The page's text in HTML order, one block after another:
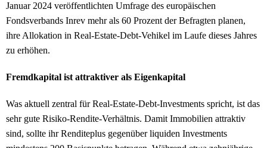
Januar 2024 veröffentlichten Umfrage des europäischen
Fondsverbands Inrev mehr als 60 Prozent der Befragten planen,
ihre Allokation in Real-Estate-Debt-Vehikel im Laufe dieses Jahres
zu erhöhen.
Fremdkapital ist attraktiver als Eigenkapital
Was aktuell zentral für Real-Estate-Debt-Investments spricht, ist das
sehr gute Risiko-Rendite-Verhältnis. Damit Immobilien attraktiv
sind, sollte ihr Renditeplus gegenüber liquiden Investments